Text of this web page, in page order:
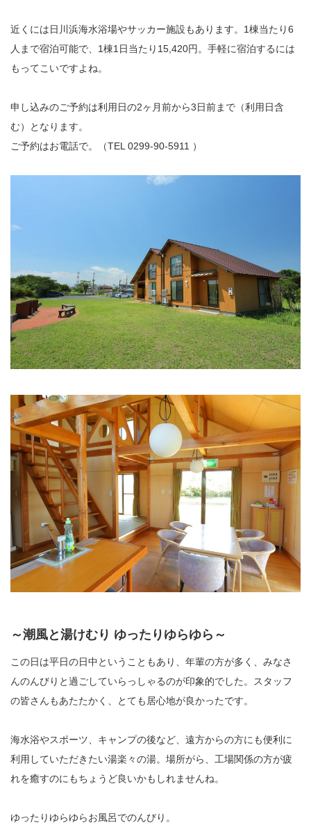
近くには日川浜海水浴場やサッカー施設もあります。1棟当たり6
人まで宿泊可能で、1棟1日当たり15,420円。手軽に宿泊するには
もってこいですよね。
申し込みのご予約は利用日の2ヶ月前から3日前まで（利用日含
む）となります。
ご予約はお電話で。（TEL 0299-90-5911 ）
～潮風と湯けむり ゆったりゆらゆら～
この日は平日の日中ということもあり、年輩の方が多く、みなさ
んのんびりと過ごしていらっしゃるのが印象的でした。スタッフ
の皆さんもあたたかく、とても居心地が良かったです。
海水浴やスポーツ、キャンプの後など、遠方からの方にも便利に
利用していただきたい湯楽々の湯。場所がら、工場関係の方が疲
れを癒すのにもちょうど良いかもしれませんね。
ゆったりゆらゆらお風呂でのんびり。